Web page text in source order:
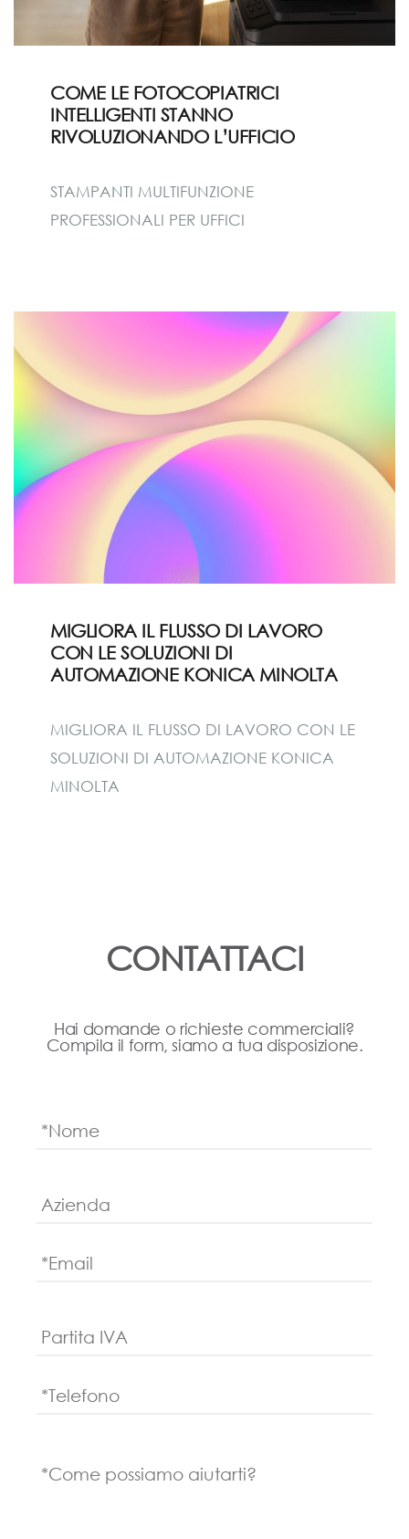
COME LE FOTOCOPIATRICI
INTELLIGENTI STANNO
RIVOLUZIONANDO L’UFFICIO
STAMPANTI MULTIFUNZIONE
PROFESSIONALI PER UFFICI
MIGLIORA IL FLUSSO DI LAVORO
CON LE SOLUZIONI DI
AUTOMAZIONE KONICA MINOLTA
MIGLIORA IL FLUSSO DI LAVORO CON LE
SOLUZIONI DI AUTOMAZIONE KONICA
MINOLTA
CONTATTACI
Hai domande o richieste commerciali?
Compila il form, siamo a tua disposizione.